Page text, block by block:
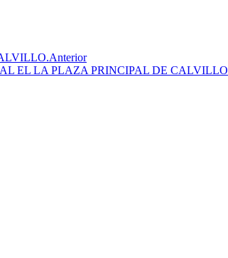
Anterior
EL LA PLAZA PRINCIPAL DE CALVILLO